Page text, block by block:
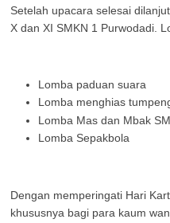
Setelah upacara selesai
X dan XI SMKN 1 Purwodadi.
Lomba paduan suara
Lomba menghias
Lomba Mas dan Mbak
Lomba Sepakbola
Dengan memperingati Hari
khususnya bagi para kaum